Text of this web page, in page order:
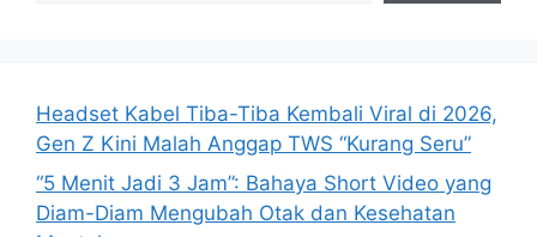
Headset Kabel Tiba-Tiba Kembali Viral di 2026,
Gen Z Kini Malah Anggap TWS “Kurang Seru”
“5 Menit Jadi 3 Jam”: Bahaya Short Video yang
Diam-Diam Mengubah Otak dan Kesehatan